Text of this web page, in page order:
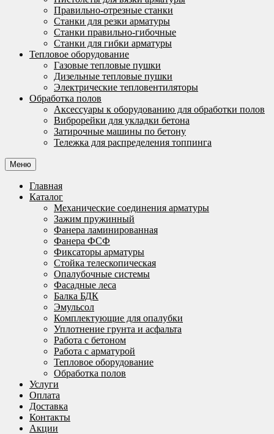
Правильно-отрезные станки
Станки для резки арматуры
Станки правильно-гибочные
Станки для гибки арматуры
Тепловое оборудование
Газовые тепловые пушки
Дизельные тепловые пушки
Электрические тепловентиляторы
Обработка полов
Аксессуары к оборудованию для обработки полов
Виброрейки для укладки бетона
Затирочные машины по бетону
Тележка для распределения топпинга
Меню
Главная
Каталог
Механические соединения арматуры
Зажим пружинный
Фанера ламинированная
Фанера ФСФ
Фиксаторы арматуры
Стойка телескопическая
Опалубочные системы
Фасадные леса
Балка БДК
Эмульсол
Комплектующие для опалубки
Уплотнение грунта и асфальта
Работа с бетоном
Работа с арматурой
Тепловое оборудование
Обработка полов
Услуги
Оплата
Доставка
Контакты
Акции